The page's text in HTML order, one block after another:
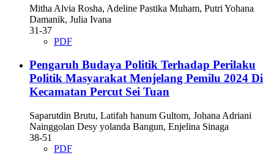
Mitha Alvia Rosha, Adeline Pastika Muham, Putri Yohana
Damanik, Julia Ivana
31-37
PDF
Pengaruh Budaya Politik Terhadap Perilaku
Politik Masyarakat Menjelang Pemilu 2024 Di
Kecamatan Percut Sei Tuan
Saparutdin Brutu, Latifah hanum Gultom, Johana Adriani
Nainggolan Desy yolanda Bangun, Enjelina Sinaga
38-51
PDF